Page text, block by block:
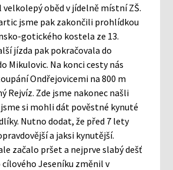
oběd v jídelně místní ZŠ.
jsme pak zakončili prohlídkou
gotického kostela ze 13.
jízda pak pokračovala do
Mikulovic. Na konci cesty nás
Ondřejovicemi na 800 m
Rejvíz. Zde jsme nakonec našli
si mohli dát pověstné kynuté
Nutno dodat, že před 7 lety
a jaksi kynutější.
začalo pršet a nejprve slabý dešť
cílového Jeseníku změnil v